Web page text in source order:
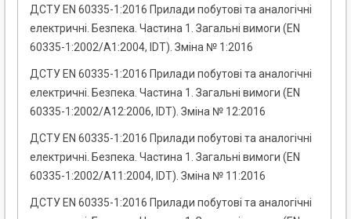
ДСТУ EN 60335-1:2016 Прилади побутові та аналогічні
електричні. Безпека. Частина 1. Загальні вимоги (EN
60335-1:2002/A1:2004, IDT). Зміна № 1:2016
ДСТУ EN 60335-1:2016 Прилади побутові та аналогічні
електричні. Безпека. Частина 1. Загальні вимоги (EN
60335-1:2002/A12:2006, IDT). Зміна № 12:2016
ДСТУ EN 60335-1:2016 Прилади побутові та аналогічні
електричні. Безпека. Частина 1. Загальні вимоги (EN
60335-1:2002/A11:2004, IDT). Зміна № 11:2016
ДСТУ EN 60335-1:2016 Прилади побутові та аналогічні